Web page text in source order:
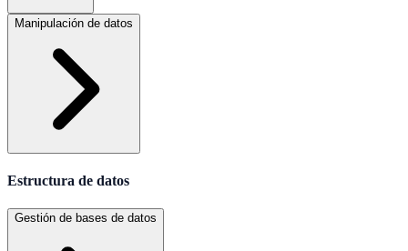
Manipulación de datos
Estructura de datos
Gestión de bases de datos